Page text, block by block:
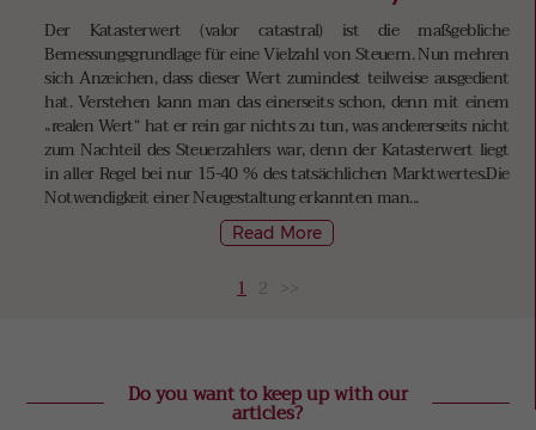
Der Katasterwert (valor catastral) ist die maßgebliche
Bemessungsgrundlage für eine Vielzahl von Steuern. Nun mehren
sich Anzeichen, dass dieser Wert zumindest teilweise ausgedient
hat. Verstehen kann man das einerseits schon, denn mit einem
„realen Wert“ hat er rein gar nichts zu tun, was andererseits nicht
zum Nachteil des Steuerzahlers war, denn der Katasterwert liegt
in aller Regel bei nur 15-40 % des tatsächlichen Marktwertes.Die
Notwendigkeit einer Neugestaltung erkannten man...
Read More
1 2 >>
Do you want to keep up with our
articles?